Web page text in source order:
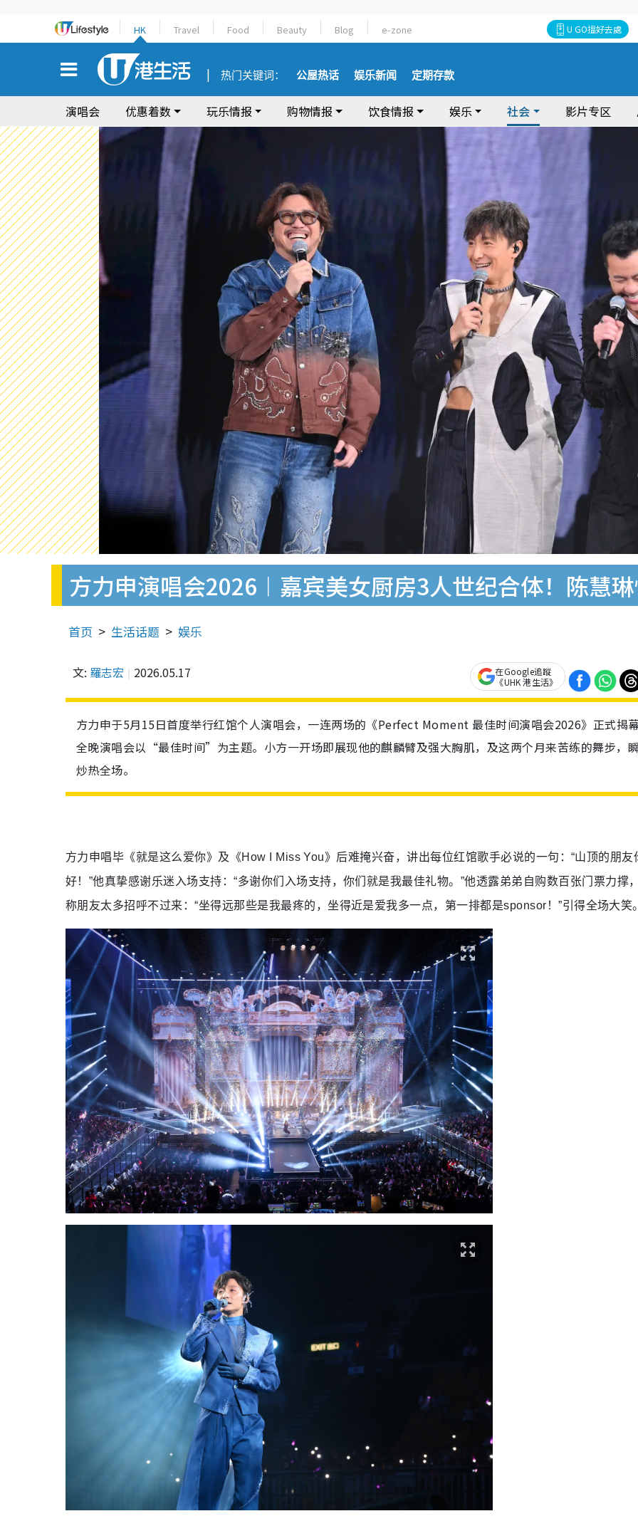
HK Travel Food Beauty Blog e-zone U GO搵好去處
热门关键词： 公屋热话 娱乐新闻 定期存款
演唱会 优惠着数 玩乐情报 购物情报 饮食情报 娱乐 社会 影片专区
方力申演唱会2026︱嘉宾美女厨房3人世纪合体！陈慧
首页 生活话题 娱乐
文: 羅志宏 2026.05.17
在Google追蹤
《UHK 港生活》
方力申于5月15日首度举行红馆个人演唱会，一连两场的《Perfect Moment 最佳时间演唱会2026》正式揭
全晚演唱会以“最佳时间”为主题。小方一开场即展现他的麒麟臂及强大胸肌，及这两个月来苦练的舞步，
炒热全场。
方力申唱毕《就是这么爱你》及《How I Miss You》后难掩兴奋，讲出每位红馆歌手必说的一句：“山顶的朋友
好！”他真挚感谢乐迷入场支持：“多谢你们入场支持，你们就是我最佳礼物。”他透露弟弟自购数百张门票力撑
称朋友太多招呼不过来：“坐得远那些是我最疼的，坐得近是爱我多一点，第一排都是sponsor！”引得全场大笑